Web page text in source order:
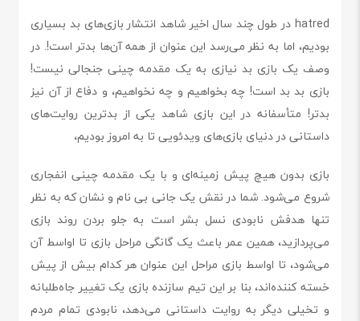
hatred در طول چند سال اخیر شاهد انتشار بازی‌های بد بسیاری
بودیم، اما به نظر می‌رسد این عنوان از همه آن‌ها بدتر است!. در
وصف یک بازی بد نیازی به یک مقدمه چینی جنجالی نیست!
بازی بد بد است! چه بخواهیم و چه نخواهیم، و دفاع از آن نیز
بدتر! متأسفانه در این بازی شاهد یکی از بدترین روایت‌های
داستانی در دنیای بازی‌های ویدئویی تا به امروز بودیم،
بازی بدون هیچ پیش زمینه‌ای و با یک مقدمه چینی انفجاری
شروع می‌شود. شما در نقش یک جانی بی نام و نشان که به نظر
تنها هدفش نابودی نسل بشر است به جلو بردن روند بازی
می‌پردازید، همین عمر باعث یک گانگی مراحل بازی تا اواسط آن
می‌شود، تا اواسط بازی مراحل این عنوان هر کدام بیش از پیش
خسته کننده‌اند، بنا بر این تیم سازنده بازی یک تغییر جاه‌طلبانه
و تخیلی دیگر به روایت داستانی می‌دهد، نابودی تمام مردم